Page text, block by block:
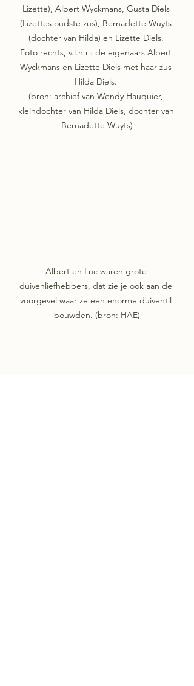
Lizette), Albert Wyckmans, Gusta Diels
(Lizettes oudste zus), Bernadette Wuyts
(dochter van Hilda) en Lizette Diels.
Foto rechts, v.l.n.r.: de eigenaars Albert
Wyckmans en Lizette Diels met haar zus
Hilda Diels.
(bron: archief van Wendy Hauquier,
kleindochter van Hilda Diels, dochter van
Bernadette Wuyts)
Albert en Luc waren grote
duivenliefhebbers, dat zie je ook aan de
voorgevel waar ze een enorme duiventil
bouwden. (bron: HAE)